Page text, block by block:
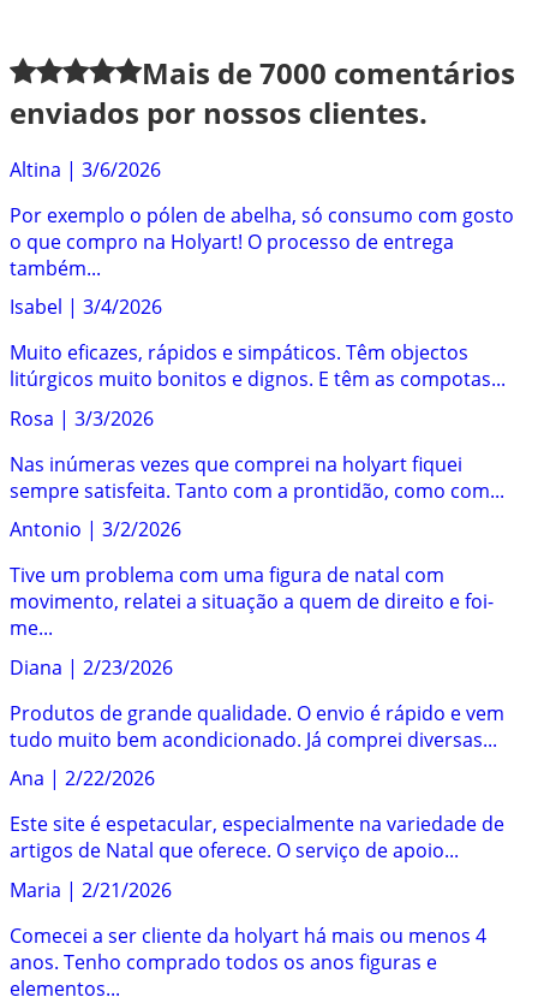
Mais de7000 comentários
enviados por nossos clientes.
Altina | 3/6/2026
Por exemplo o pólen de abelha, só consumo com gosto
o que compro na Holyart! O processo de entrega
também...
Isabel | 3/4/2026
Muito eficazes, rápidos e simpáticos. Têm objectos
litúrgicos muito bonitos e dignos. E têm as compotas...
Rosa | 3/3/2026
Nas inúmeras vezes que comprei na holyart fiquei
sempre satisfeita. Tanto com a prontidão, como com...
Antonio | 3/2/2026
Tive um problema com uma figura de natal com
movimento, relatei a situação a quem de direito e foi-
me...
Diana | 2/23/2026
Produtos de grande qualidade. O envio é rápido e vem
tudo muito bem acondicionado. Já comprei diversas...
Ana | 2/22/2026
Este site é espetacular, especialmente na variedade de
artigos de Natal que oferece. O serviço de apoio...
Maria | 2/21/2026
Comecei a ser cliente da holyart há mais ou menos 4
anos. Tenho comprado todos os anos figuras e
elementos...